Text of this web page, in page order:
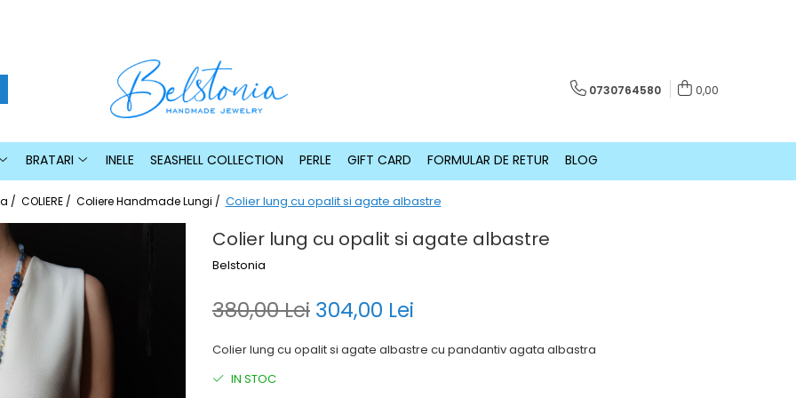
0730764580 0,00
BRATARI INELE SEASHELL COLLECTION PERLE GIFT CARD FORMULAR DE RETUR BLOG
/ COLIERE / Coliere Handmade Lungi / Colier lung cu opalit si agate albastre
Colier lung cu opalit si agate albastre
Belstonia
380,00 Lei 304,00 Lei
Colier lung cu opalit si agate albastre cu pandantiv agata albastra
IN STOC